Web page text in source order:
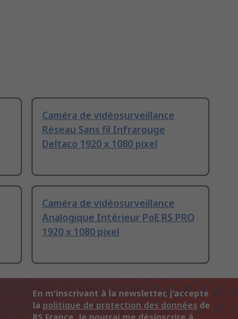
Caméra de vidéosurveillance
Réseau Sans fil Infrarouge
Deltaco 1920 x 1080 pixel
Caméra de vidéosurveillance
Analogique Intérieur PoE RS PRO
1920 x 1080 pixel
En m'inscrivant à la newsletter, j'accepte
la politique de protection des données de